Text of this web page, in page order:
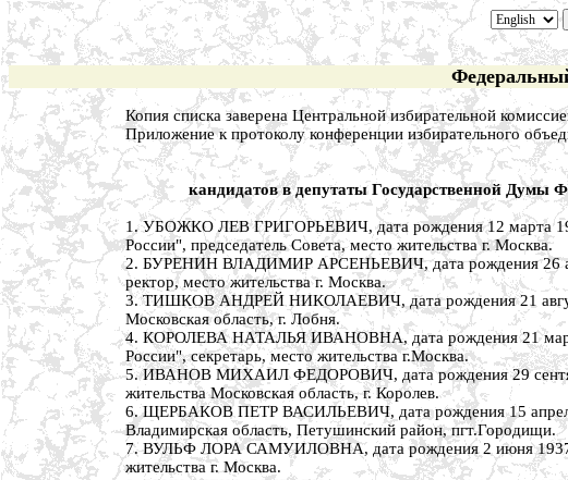
Копия списка заверена Центральной избирательной
Приложение к протоколу конференции избирательного
кандидатов в депутаты Государственной Думы
1. УБОЖКО ЛЕВ ГРИГОРЬЕВИЧ, дата рождения 12 марта
России", председатель Совета, место жительства г. Москва.
2. БУРЕНИН ВЛАДИМИР АРСЕНЬЕВИЧ, дата рождения 26
ректор, место жительства г. Москва.
3. ТИШКОВ АНДРЕЙ НИКОЛАЕВИЧ, дата рождения 21 августа
Московская область, г. Лобня.
4. КОРОЛЕВА НАТАЛЬЯ ИВАНОВНА, дата рождения 21 марта
России", секретарь, место жительства г.Москва.
5. ИВАНОВ МИХАИЛ ФЕДОРОВИЧ, дата рождения 29
жительства Московская область, г. Королев.
6. ЩЕРБАКОВ ПЕТР ВАСИЛЬЕВИЧ, дата рождения 15 апреля
Владимирская область, Петушинский район, пгт.Городищи.
7. ВУЛЬФ ЛОРА САМУИЛОВНА, дата рождения 2 июня 1937
жительства г. Москва.